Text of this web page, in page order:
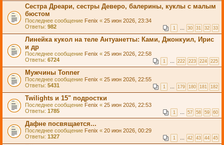
Сестра Дреари, сестры Деверо, балерины, куклы с малым
бюстом
Последнее сообщение Fenix « 25 июн 2026, 23:34
Ответы: 982 1 … 30 31 32 33
Линейка кукол на теле Антуанетты: Ками, Джонкуил, Ирис
и др
Последнее сообщение Fenix « 25 июн 2026, 22:58
Ответы: 6724 1 … 222 223 224 225
Мужчины Tonner
Последнее сообщение Fenix « 25 июн 2026, 22:55
Ответы: 5431 1 … 179 180 181 182
Twilights и 15" подростки
Последнее сообщение Fenix « 25 июн 2026, 22:53
Ответы: 1785 1 … 57 58 59 60
Дафне посвящается...
Последнее сообщение Fenix « 20 июн 2026, 00:29
Ответы: 1327 1 … 42 43 44 45